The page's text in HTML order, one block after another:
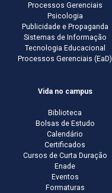
Processos Gerenciais
Psicologia
Publicidade e Propaganda
Sistemas de Informação
Tecnologia Educacional
Processos Gerenciais (EaD)
Vida no campus
Biblioteca
Bolsas de Estudo
Calendário
Certificados
Cursos de Curta Duração
Enade
Eventos
Formaturas